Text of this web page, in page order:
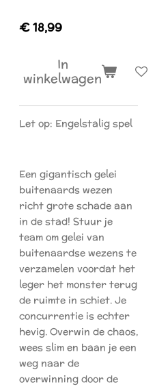
€ 18,99
In
winkelwagen
Let op: Engelstalig spel
Een gigantisch gelei
buitenaards wezen
richt grote schade aan
in de stad! Stuur je
team om gelei van
buitenaardse wezens te
verzamelen voordat het
leger het monster terug
de ruimte in schiet. Je
concurrentie is echter
hevig. Overwin de chaos,
wees slim en baan je een
weg naar de
overwinning door de